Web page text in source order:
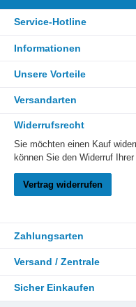
Service-Hotline
Informationen
Unsere Vorteile
Versandarten
Widerrufsrecht
Sie möchten einen Kauf
können Sie den Widerruf
Vertrag widerrufen
Zahlungsarten
Versand / Zentrale
Sicher Einkaufen